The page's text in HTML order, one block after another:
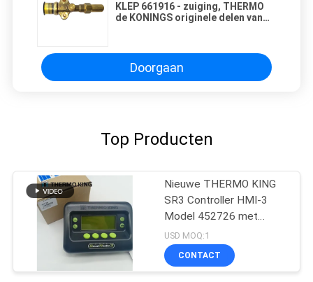
KLEP 661916 - zuiging, THERMO
de KONINGS originele delen van
vrachtwagenijskast
Doorgaan
Top Producten
Nieuwe THERMO KING
SR3 Controller HMI-3
Model 452726 met
reparatiediensten voor
SR2 SR3 SR4
USD MOQ:1
CONTACT